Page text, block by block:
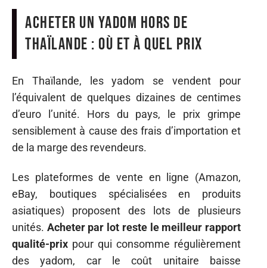
Acheter un yadom hors de
Thaïlande : où et à quel prix
En Thaïlande, les yadom se vendent pour
l’équivalent de quelques dizaines de centimes
d’euro l’unité. Hors du pays, le prix grimpe
sensiblement à cause des frais d’importation et
de la marge des revendeurs.
Les plateformes de vente en ligne (Amazon,
eBay, boutiques spécialisées en produits
asiatiques) proposent des lots de plusieurs
unités. Acheter par lot reste le meilleur rapport
qualité-prix pour qui consomme régulièrement
des yadom, car le coût unitaire baisse